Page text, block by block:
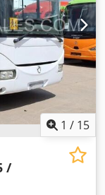
1 / 15
/